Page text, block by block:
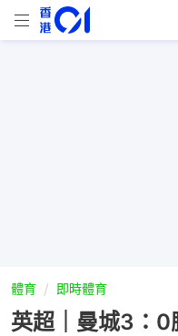
體育 即時體育
英超｜曼城3：